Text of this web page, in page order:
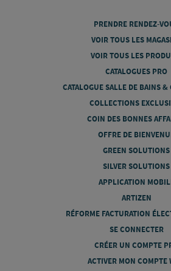
PRENDRE RENDEZ-
VOIR TOUS LES
VOIR TOUS LES
CATALOGUES PRO
CATALOGUE SALLE DE BAINS &
COLLECTIONS
COIN DES BONNES
OFFRE DE
GREEN SOLUTIONS
SILVER SOLUTIONS
APPLICATION
ARTIZEN
RÉFORME FACTURATION
SE CONNECTER
CRÉER UN COMPTE
ACTIVER MON COMPTE